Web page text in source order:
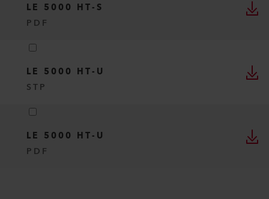
LE 5000 HT-S
PDF
LE 5000 HT-U
STP
LE 5000 HT-U
PDF